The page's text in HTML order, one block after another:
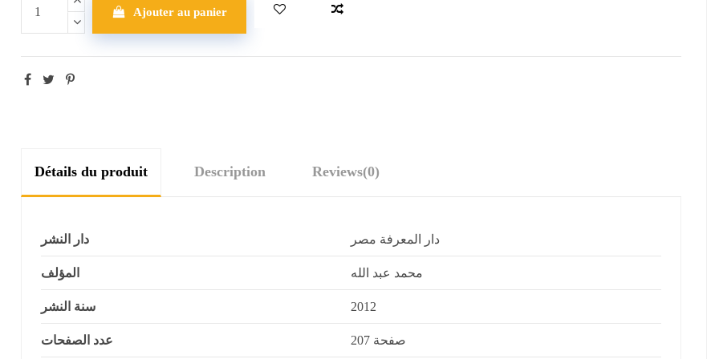
Ajouter au panier
Détails du produit Description Reviews(0)
دار النشر دار المعرفة مصر
المؤلف محمد عبد الله
سنة النشر 2012
عدد الصفحات 207 صفحة